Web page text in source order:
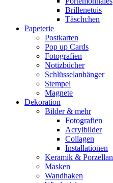
Brillenetuis
Täschchen
Papeterie
Postkarten
Pop up Cards
Fotografien
Notizbücher
Schlüsselanhänger
Stempel
Magnete
Dekoration
Bilder & mehr
Fotografien
Acrylbilder
Collagen
Installationen
Keramik & Porzellan
Masken
Wandhaken